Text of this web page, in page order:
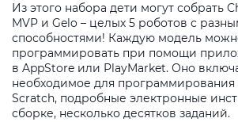
Из этого набора дети могут собрать
MVP и Gelo – целых 5 роботов с
способностями! Каждую модель
программировать при помощи
в AppStore или PlayMarket. Оно
необходимое для
Scratch, подробные электронные
сборке, несколько десятков заданий.